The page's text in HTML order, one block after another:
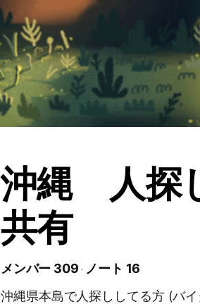
沖縄 人探
共有
メンバー 309
ノート 16
沖縄県本島で人探ししてる方 (バ